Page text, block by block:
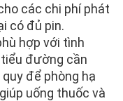
các chi phí phát
có đủ pin.
hợp với tình
đường cần
để phòng hạ
uống thuốc và